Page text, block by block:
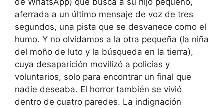
aferrada a un último mensaje de voz de tres
segundos, una pista que se desvanece como el
humo. Y no olvidamos a la otra pequeña (la niña
del moño de luto y la búsqueda en la tierra),
cuya desaparición movilizó a policías y
voluntarios, solo para encontrar un final que
nadie deseaba. El horror también se vivió
dentro de cuatro paredes. La indignación